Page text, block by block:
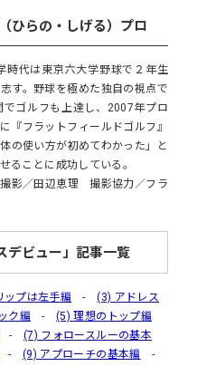
ひらの・しげる）プロ
時代は東京六大学野球で２年生
す。野球を極めた独自の視点で
ゴルフも上達し、2007年プロ
『フラットフィールドゴルフ』
の使い方が初めてわかった」と
ることに成功している。
影／田辺恵理 撮影協力／フラ
デビュー」記事一覧
ップは左手編 -(3) アドレス
ク編 -(5) 理想のトップ編
- (7) フォロースルーの基本
- (9) アプローチの基本編
-